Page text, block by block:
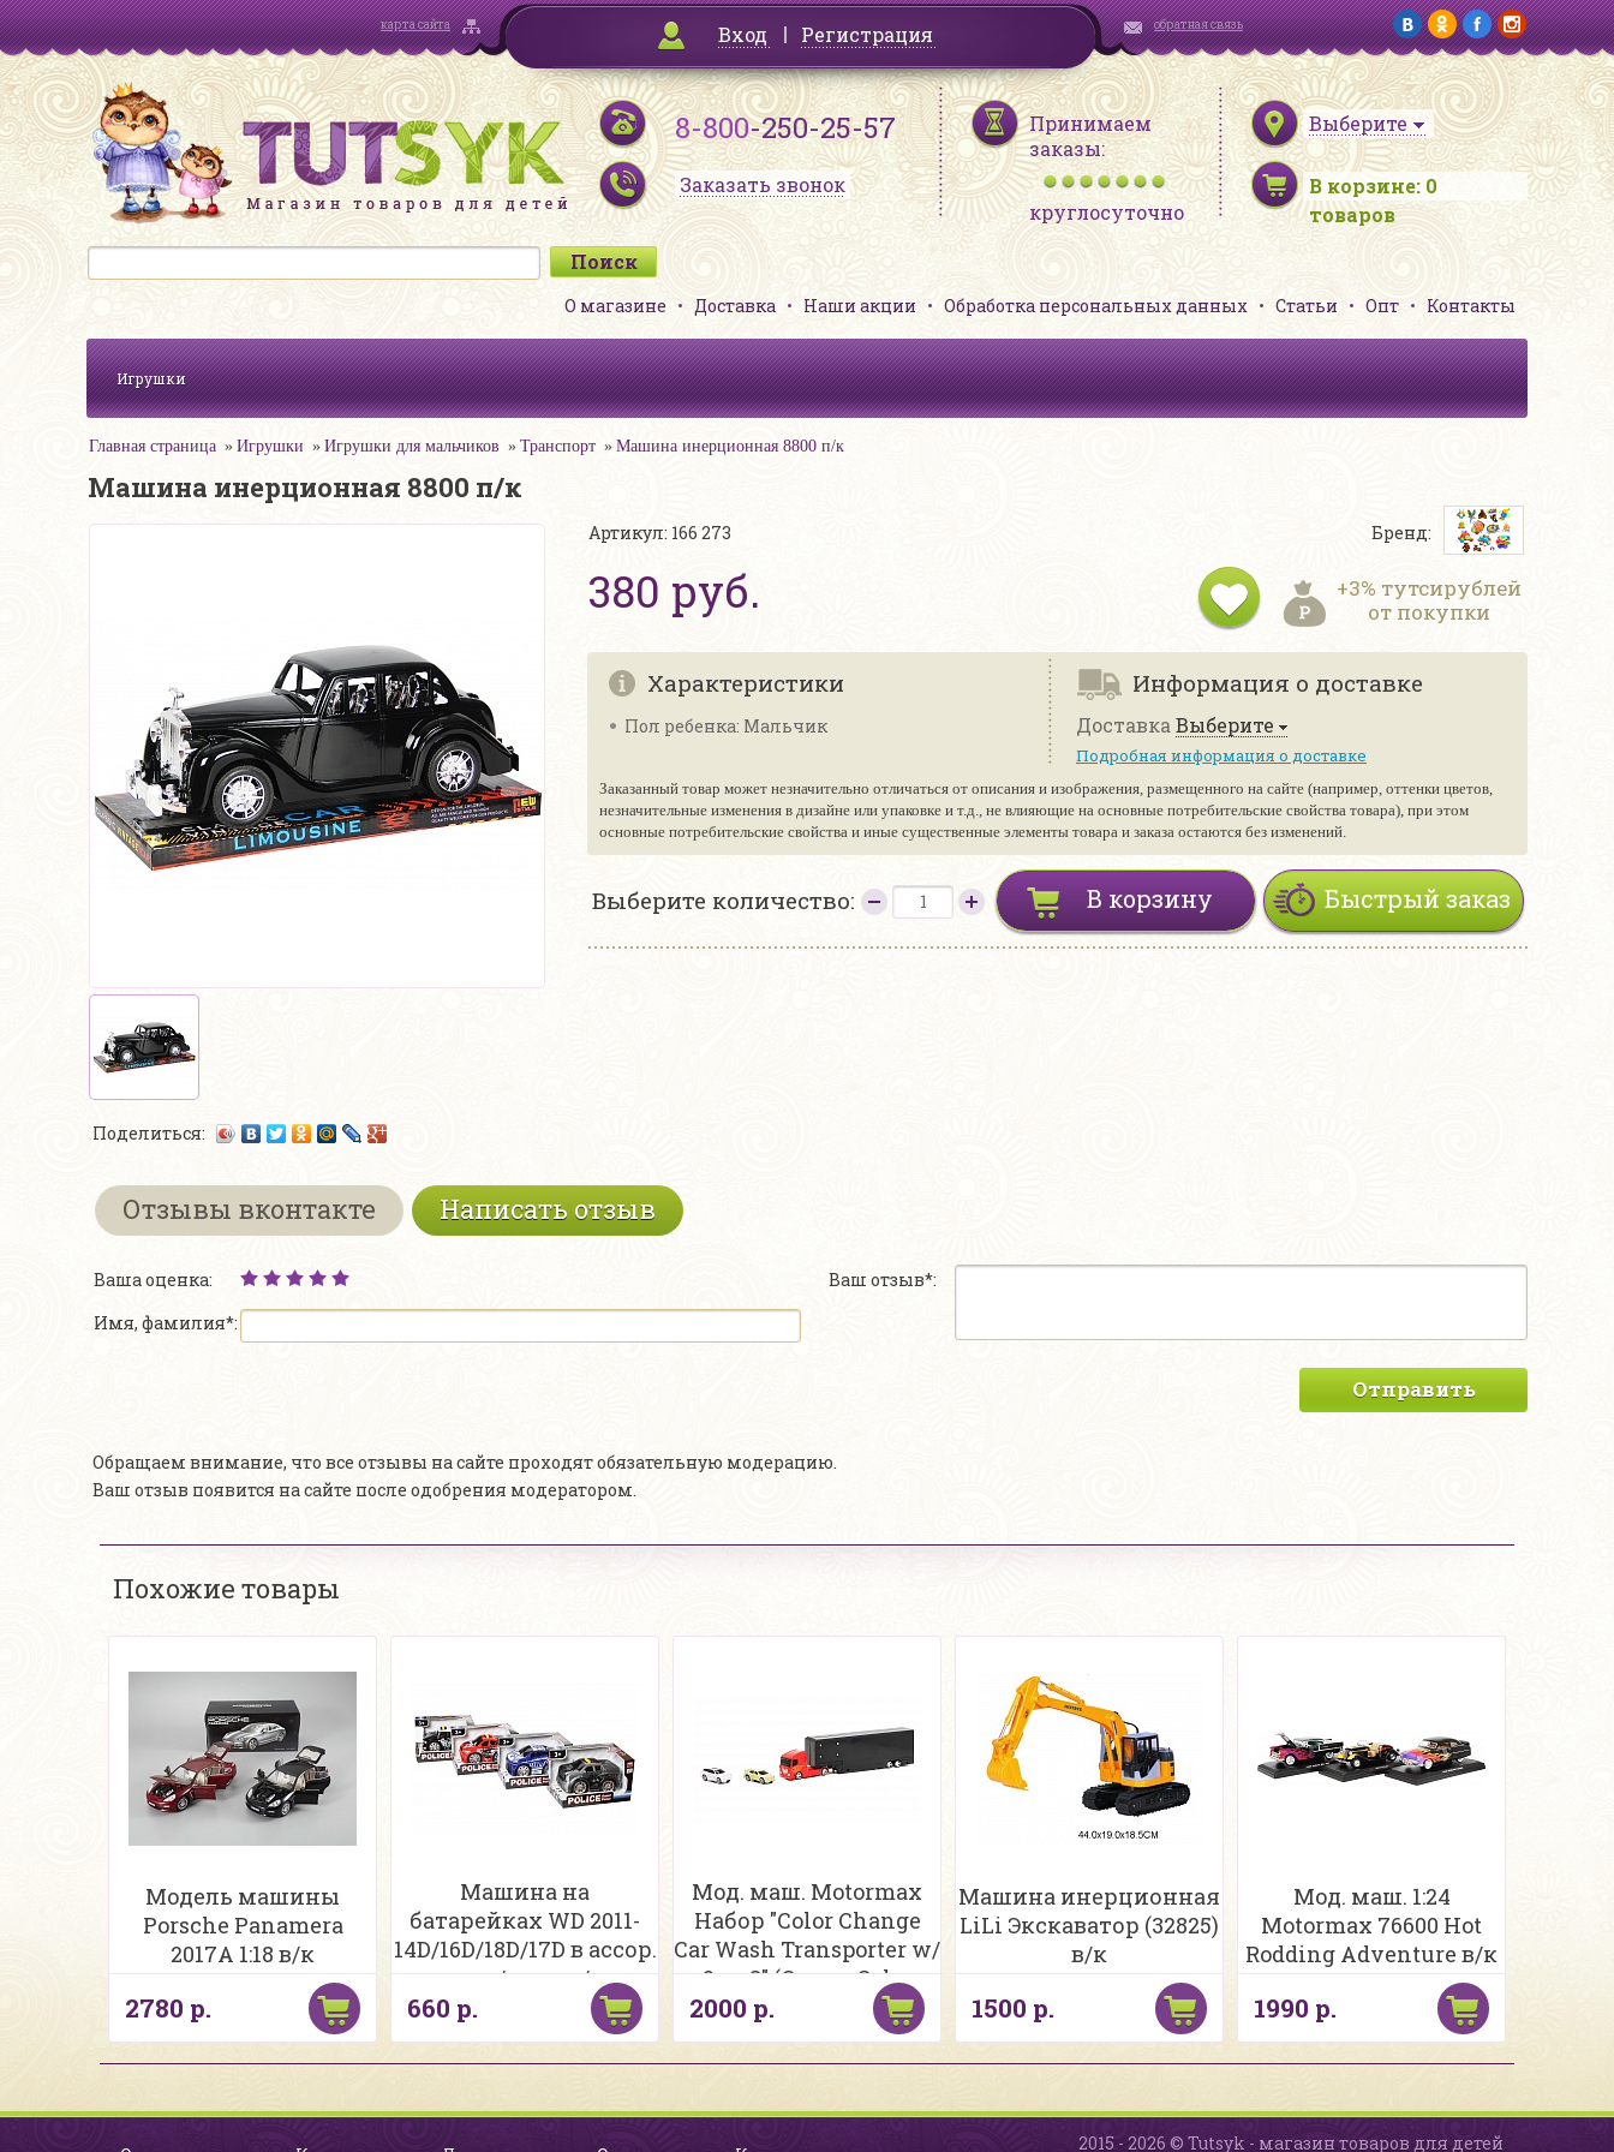
карта сайта Вход Регистрация обратная связь
8-800-250-25-57
Заказать звонок
Принимаем
заказы:
круглосуточно
Выберите
В корзине: 0
товаров
О магазине Доставка Наши акции Обработка персональных данных Статьи Опт Контакты
Игрушки
Главная страница Игрушки Игрушки для мальчиков Транспорт Машина инерционная 8800 п/к
Машина инерционная 8800 п/к
Поделиться:
Артикул: 166 273
380 руб.
Бренд:
+3% тутсирублей
от покупки
Характеристики
Пол ребенка: Мальчик
Информация о доставке
Доставка Выберите
Подробная информация о доставке
Заказанный товар может незначительно отличаться от описания и изображения, размещенного на сайте (например, оттенки цветов,
незначительные изменения в дизайне или упаковке и т.д., не влияющие на основные потребительские свойства товара), при этом
основные потребительские свойства и иные существенные элементы товара и заказа остаются без изменений.
Выберите количество: Быстрый заказ
В корзину
Отзывы вконтакте Написать отзыв
Ваша оценка:
Имя, фамилия*:
Ваш отзыв*:
Отправить
Обращаем внимание, что все отзывы на сайте проходят обязательную модерацию.
Ваш отзыв появится на сайте после одобрения модератором.
Похожие товары
Модель машины
Porsche Panamera
2017A 1:18 в/к
2780 р.
Машина на
батарейках WD 2011-
14D/16D/18D/17D в ассор.
свет/звук, в/к
660 р.
Мод. маш. Motormax
Набор "Color Change
Car Wash Transporter w/
2 pc 3" (Серия Сolor
Twisters) 78231
2000 р.
Машина инерционная
LiLi Экскаватор (32825)
в/к
1500 р.
Мод. маш. 1:24
Motormax 76600 Hot
Rodding Adventure в/к
1990 р.
2015 - 2026 © Tutsyk - магазин товаров для детей